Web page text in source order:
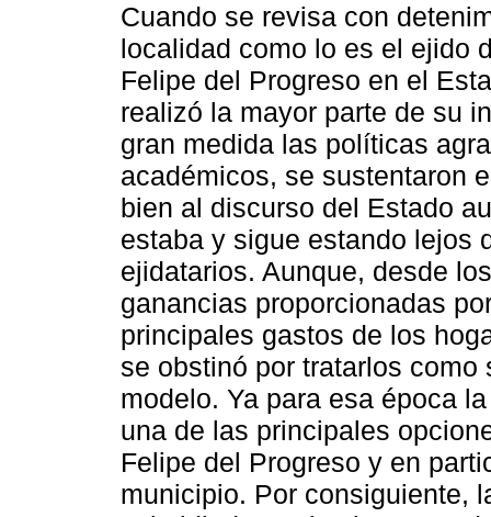
Cuando se revisa con
localidad como lo es el ejido
Felipe del Progreso en el
realizó la mayor parte de su
gran medida las políticas
académicos, se sustentaron
bien al discurso del Estado
estaba y sigue estando lejos
ejidatarios. Aunque, desde
ganancias proporcionadas
principales gastos de los
se obstinó por tratarlos
modelo. Ya para esa época
una de las principales
Felipe del Progreso y en
municipio. Por consiguiente,